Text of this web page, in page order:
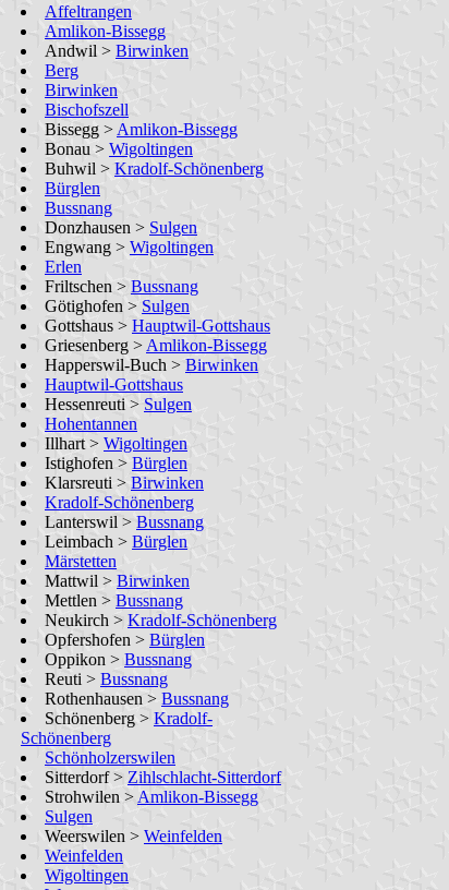
Affeltrangen
Amlikon-Bissegg
Andwil > Birwinken
Berg
Birwinken
Bischofszell
Bissegg > Amlikon-Bissegg
Bonau > Wigoltingen
Buhwil > Kradolf-Schönenberg
Bürglen
Bussnang
Donzhausen > Sulgen
Engwang > Wigoltingen
Erlen
Friltschen > Bussnang
Götighofen > Sulgen
Gottshaus > Hauptwil-Gottshaus
Griesenberg > Amlikon-Bissegg
Happerswil-Buch > Birwinken
Hauptwil-Gottshaus
Hessenreuti > Sulgen
Hohentannen
Illhart > Wigoltingen
Istighofen > Bürglen
Klarsreuti > Birwinken
Kradolf-Schönenberg
Lanterswil > Bussnang
Leimbach > Bürglen
Märstetten
Mattwil > Birwinken
Mettlen > Bussnang
Neukirch > Kradolf-Schönenberg
Opfershofen > Bürglen
Oppikon > Bussnang
Reuti > Bussnang
Rothenhausen > Bussnang
Schönenberg > Kradolf-
Schönenberg
Schönholzerswilen
Sitterdorf > Zihlschlacht-Sitterdorf
Strohwilen > Amlikon-Bissegg
Sulgen
Weerswilen > Weinfelden
Weinfelden
Wigoltingen